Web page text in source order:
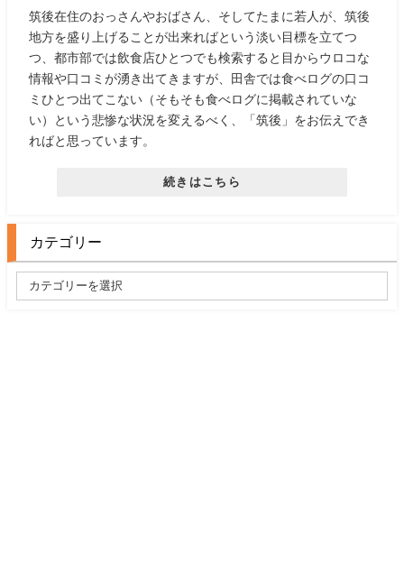
筑後在住のおっさんやおばさん、そしてたまに若人が、筑後
地方を盛り上げることが出来ればという淡い目標を立てつ
つ、都市部では飲食店ひとつでも検索すると目からウロコな
情報や口コミが湧き出てきますが、田舎では食べログの口コ
ミひとつ出てこない（そもそも食べログに掲載されていな
い）という悲惨な状況を変えるべく、「筑後」をお伝えでき
ればと思っています。
続きはこちら
カテゴリー